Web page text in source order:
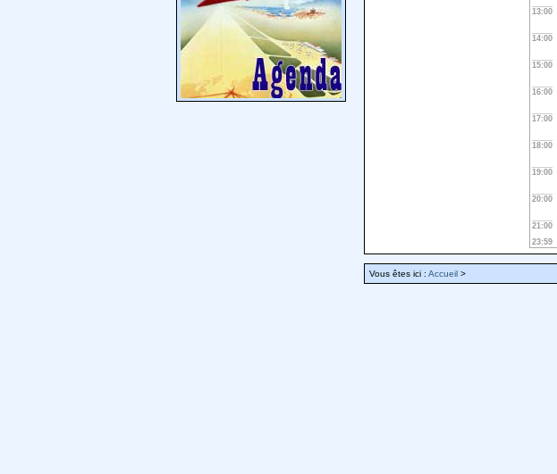
13:00
14:00
15:00
16:00
17:00
18:00
19:00
20:00
21:00
23:59
Vous êtes ici : Accueil >